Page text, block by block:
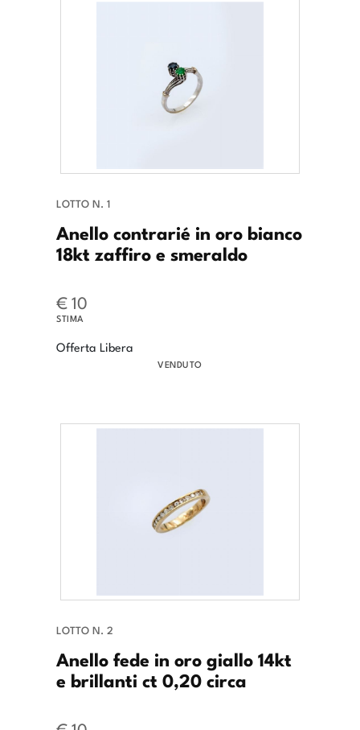
LOTTO N. 1
Anello contrarié in oro bianco
18kt zaffiro e smeraldo
€ 10
STIMA
Offerta Libera
VENDUTO
LOTTO N. 2
Anello fede in oro giallo 14kt
e brillanti ct 0,20 circa